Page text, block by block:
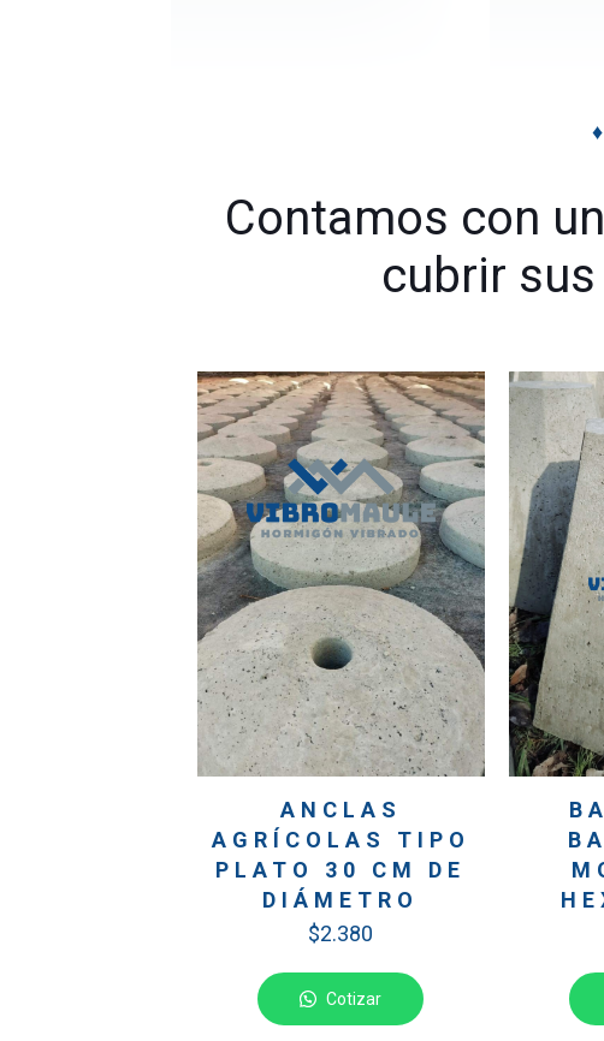
Contamos con
cubrir
ANCLAS
AGRÍCOLAS TIPO
PLATO 30 CM DE
DIÁMETRO
$2.380
Cotizar